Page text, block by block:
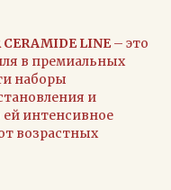
CERAMIDE LINE– это
в премиальных
наборы
и
интенсивное
возрастных